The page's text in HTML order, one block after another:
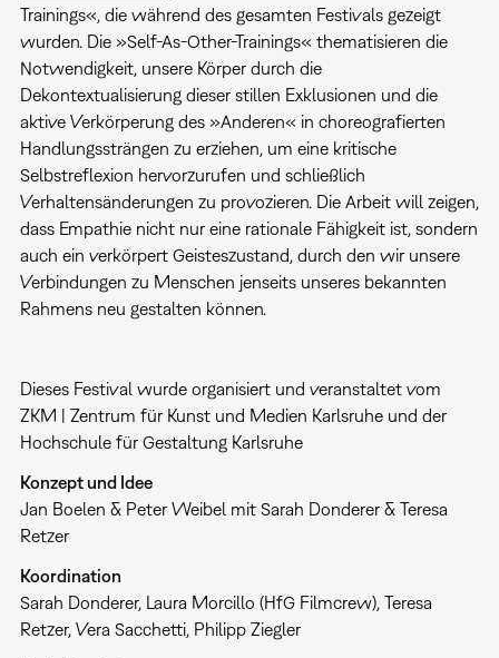
Trainings«, die während des gesamten Festivals gezeigt
wurden. Die »Self-As-Other-Trainings« thematisieren die
Notwendigkeit, unsere Körper durch die
Dekontextualisierung dieser stillen Exklusionen und die
aktive Verkörperung des »Anderen« in choreografierten
Handlungssträngen zu erziehen, um eine kritische
Selbstreflexion hervorzurufen und schließlich
Verhaltensänderungen zu provozieren. Die Arbeit will zeigen,
dass Empathie nicht nur eine rationale Fähigkeit ist, sondern
auch ein verkörpert Geisteszustand, durch den wir unsere
Verbindungen zu Menschen jenseits unseres bekannten
Rahmens neu gestalten können.
Dieses Festival wurde organisiert und veranstaltet vom
ZKM | Zentrum für Kunst und Medien Karlsruhe und der
Hochschule für Gestaltung Karlsruhe
Konzept und Idee
Jan Boelen & Peter Weibel mit Sarah Donderer & Teresa
Retzer
Koordination
Sarah Donderer, Laura Morcillo (HfG Filmcrew), Teresa
Retzer, Vera Sacchetti, Philipp Ziegler